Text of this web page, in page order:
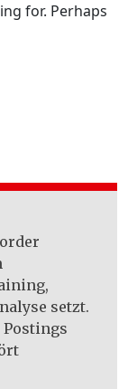
for. Perhaps
setzt.